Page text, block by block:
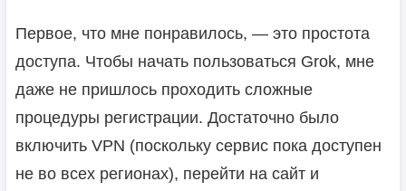
Первое, что мне понравилось, — это простота
доступа. Чтобы начать пользоваться Grok, мне
даже не пришлось проходить сложные
процедуры регистрации. Достаточно было
включить VPN (поскольку сервис пока доступен
не во всех регионах), перейти на сайт и